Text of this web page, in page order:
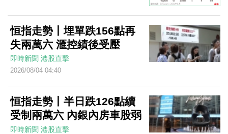
恒指走勢丨埋單跌156點再
失兩萬六 滙控績後受壓
即時新聞 港股直擊
2026/08/04 04:40
恒指走勢丨半日跌126點續
受制兩萬六 內銀內房車股弱
即時新聞 港股直擊